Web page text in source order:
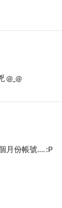
@_@
月份帳號…. :P